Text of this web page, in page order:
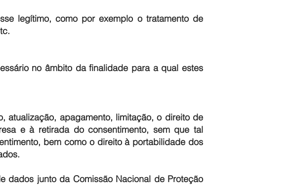
legítimo, como por exemplo o tratamento de
no âmbito da finalidade para a qual estes
atualização, apagamento, limitação, o direito de
e à retirada do consentimento, sem que tal
bem como o direito à portabilidade dos
dados junto da Comissão Nacional de Proteção